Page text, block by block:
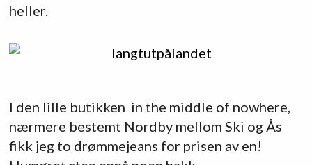
heller.
I den lille butikken in the middle of nowhere,
nærmere bestemt Nordby mellom Ski og Ås
fikk jeg to drømmejeans for prisen av en!